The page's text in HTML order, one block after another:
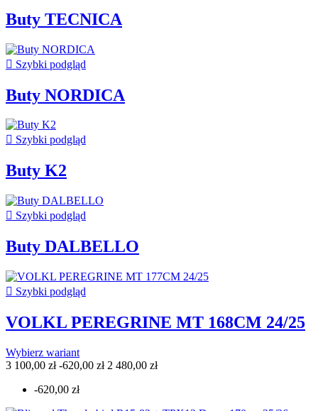
Buty TECNICA
 Szybki podgląd
Buty NORDICA
 Szybki podgląd
Buty K2
 Szybki podgląd
Buty DALBELLO
 Szybki podgląd
VOLKL PEREGRINE MT 168CM 24/25
Wybierz wariant
3 100,00 zł -620,00 zł 2 480,00 zł
-620,00 zł